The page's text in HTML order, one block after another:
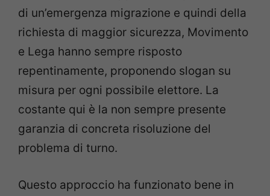
di un’emergenza migrazione e quindi della
richiesta di maggior sicurezza, Movimento
e Lega hanno sempre risposto
repentinamente, proponendo slogan su
misura per ogni possibile elettore. La
costante qui è la non sempre presente
garanzia di concreta risoluzione del
problema di turno.
Questo approccio ha funzionato bene in